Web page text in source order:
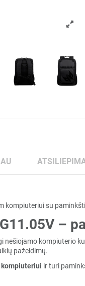
kompiuteriui su
–
nešiojamo kompiuterio
pažeidimų.
ir turi